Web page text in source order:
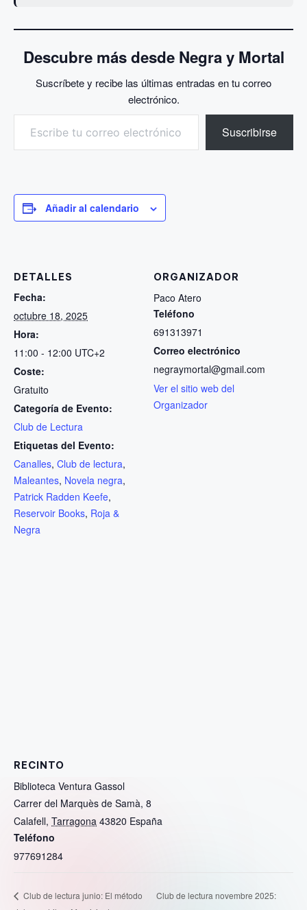
Descubre más desde Negra y Mortal
Suscríbete y recibe las últimas entradas en tu correo
electrónico.
Escribe tu correo electrónico…
Suscribirse
Añadir al calendario
DETALLES
Fecha:
octubre 18, 2025
Hora:
11:00 - 12:00 UTC+2
Coste:
Gratuito
Categoría de Evento:
Club de Lectura
Etiquetas del Evento:
Canalles, Club de lectura,
Maleantes, Novela negra,
Patrick Radden Keefe,
Reservoir Books, Roja &
Negra
ORGANIZADOR
Paco Atero
Teléfono
691313971
Correo electrónico
negraymortal@gmail.com
Ver el sitio web del
Organizador
RECINTO
Biblioteca Ventura Gassol
Carrer del Marquès de Samà, 8
Calafell, Tarragona 43820 España
Teléfono
977691284
Club de lectura junio: El método
Club de lectura novembre 2025: